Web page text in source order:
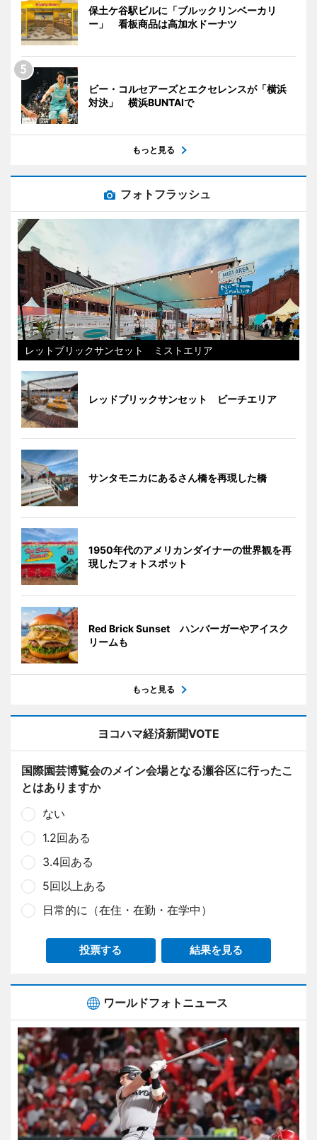
保土ケ谷駅ビルに「ブルックリンベーカリ
ー」 看板商品は高加水ドーナツ
ビー・コルセアーズとエクセレンスが「横浜
対決」 横浜BUNTAIで
もっと見る
フォトフラッシュ
レットブリックサンセット ミストエリア
レッドブリックサンセット ビーチエリア
サンタモニカにあるさん橋を再現した橋
1950年代のアメリカンダイナーの世界観を再
現したフォトスポット
Red Brick Sunset ハンバーガーやアイスク
リームも
もっと見る
ヨコハマ経済新聞VOTE
国際園芸博覧会のメイン会場となる瀬谷区に行ったこ
とはありますか
ない
1.2回ある
3.4回ある
5回以上ある
日常的に（在住・在勤・在学中）
投票する 結果を見る
ワールドフォトニュース